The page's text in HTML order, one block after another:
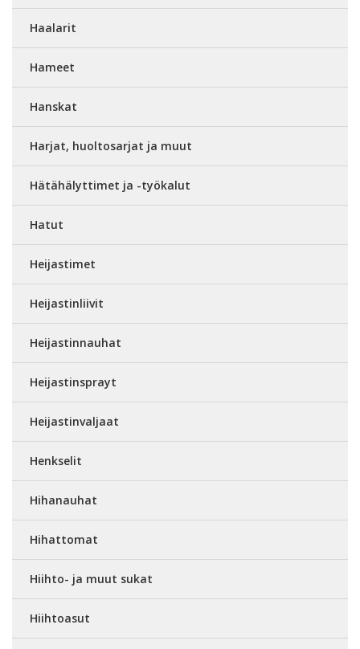
Haalarit
Hameet
Hanskat
Harjat, huoltosarjat ja muut
Hätähälyttimet ja -työkalut
Hatut
Heijastimet
Heijastinliivit
Heijastinnauhat
Heijastinsprayt
Heijastinvaljaat
Henkselit
Hihanauhat
Hihattomat
Hiihto- ja muut sukat
Hiihtoasut